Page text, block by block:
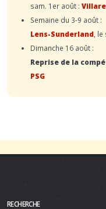
sam. 1er août :
Semaine du 3-9 août :
Lens-Sunderland ,
Dimanche 16 août :
Reprise de la
PSG
RECHERCHE